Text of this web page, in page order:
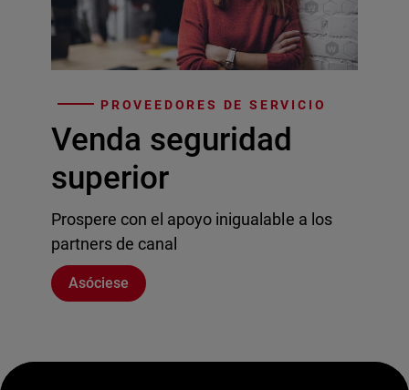
PROVEEDORES DE SERVICIO
Venda seguridad
superior
Prospere con el apoyo inigualable a los
partners de canal
Asóciese